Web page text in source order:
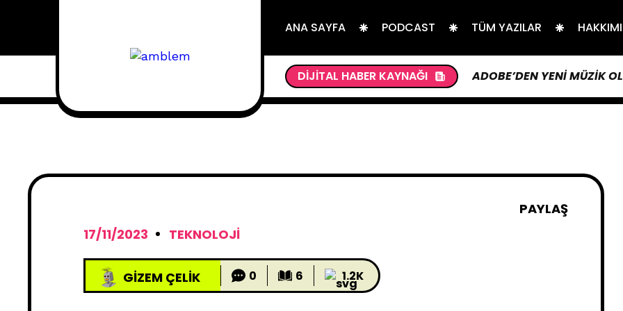
ANA SAYFA PODCAST TÜM YAZILAR
DIJITAL HABER KAYNAĞI ADOBE’DEN YENI MÜZIK
PAYLAŞ
17/11/2023
TEKNOLOJI
GIZEM ÇELIK 0 6 1.2K